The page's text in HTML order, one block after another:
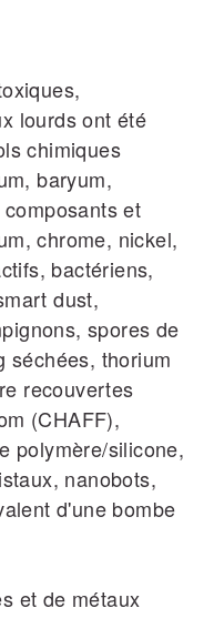
lourds ont été
chimiques
baryum,
et
chrome, nickel,
bactériens,
dust,
spores de
séchées, thorium
recouvertes
(CHAFF),
polymère/silicone,
nanobots,
d'une bombe
et de métaux